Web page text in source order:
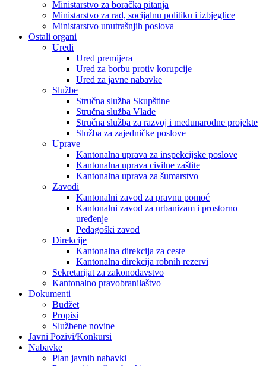
Ministarstvo za boračka pitanja
Ministarstvo za rad, socijalnu politiku i izbjeglice
Ministarstvo unutrašnjih poslova
Ostali organi
Uredi
Ured premijera
Ured za borbu protiv korupcije
Ured za javne nabavke
Službe
Stručna služba Skupštine
Stručna služba Vlade
Stručna služba za razvoj i međunarodne projekte
Služba za zajedničke poslove
Uprave
Kantonalna uprava za inspekcijske poslove
Kantonalna uprava civilne zaštite
Kantonalna uprava za šumarstvo
Zavodi
Kantonalni zavod za pravnu pomoć
Kantonalni zavod za urbanizam i prostorno
uređenje
Pedagoški zavod
Direkcije
Kantonalna direkcija za ceste
Kantonalna direkcija robnih rezervi
Sekretarijat za zakonodavstvo
Kantonalno pravobranilaštvo
Dokumenti
Budžet
Propisi
Službene novine
Javni Pozivi/Konkursi
Nabavke
Plan javnih nabavki